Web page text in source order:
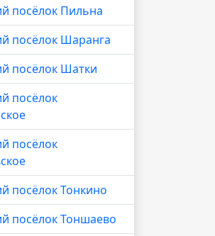
посёлок Пильна
посёлок Шаранга
посёлок Шатки
посёлок
посёлок
посёлок Тонкино
посёлок Тоншаево